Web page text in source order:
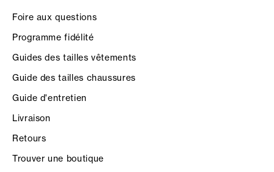
Foire aux questions
Programme fidélité
Guides des tailles vêtements
Guide des tailles chaussures
Guide d'entretien
Livraison
Retours
Trouver une boutique